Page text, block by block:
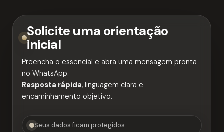
Solicite uma orientação
inicial
Preencha o essencial e abra uma mensagem pronta
no WhatsApp.
Resposta rápida, linguagem clara e
encaminhamento objetivo.
Seus dados ficam protegidos